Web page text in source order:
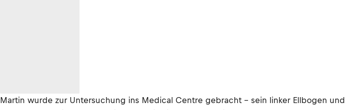
Martin wurde zur Untersuchung ins Medical Centre gebracht – sein linker Ellbogen